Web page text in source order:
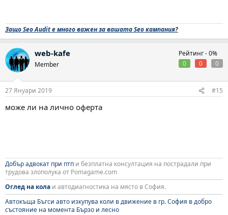
Защо Seo Audit е много важен за вашата Seo кампания?
web-kafe
Member
Рейтинг -0%
0
0 0
27 Януари 2019 #15
може ли на лично оферта
Добър адвокат при птп и безплатна консултация на пострадали при
трудова злополука от Pomagame.com
Оглед на кола и автодиагностика на място в София.
Автокъща Бъгси авто изкупува коли в движение в гр. София в добро
състояние на момента Бързо и лесно